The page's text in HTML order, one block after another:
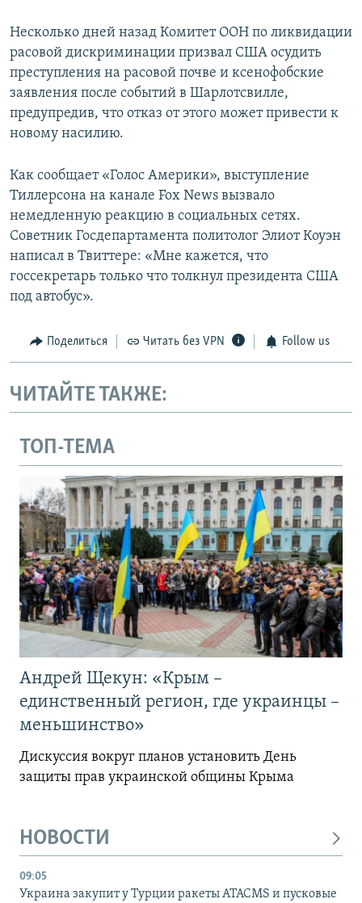
Несколько дней назад Комитет ООН по ликвидации
расовой дискриминации призвал США осудить
преступления на расовой почве и ксенофобские
заявления после событий в Шарлотсвилле,
предупредив, что отказ от этого может привести к
новому насилию.
Как сообщает «Голос Америки», выступление
Тиллерсона на канале Fox News вызвало
немедленную реакцию в социальных сетях.
Советник Госдепартамента политолог Элиот Коуэн
написал в Твиттере: «Мне кажется, что
госсекретарь только что толкнул президента США
под автобус».
Поделиться Читать без VPN Follow us
ЧИТАЙТЕ ТАКЖЕ:
ТОП-ТЕМА
Андрей Щекун: «Крым –
единственный регион, где украинцы –
меньшинство»
Дискуссия вокруг планов установить День
защиты прав украинской общины Крыма
НОВОСТИ
09:05
Украина закупит у Турции ракеты ATACMS и пусковые